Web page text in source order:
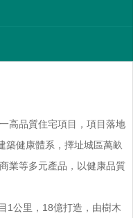
高品質住宅項目，項目落地
築健康體系，擇址城區萬畝
業等多元產品，以健康品質
1公里，18億打造，由樹木